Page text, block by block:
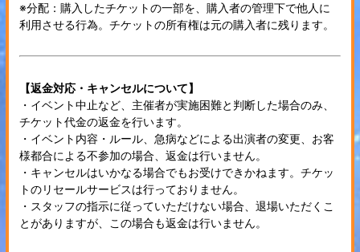
※分配：購入したチケットの一部を、購入者の管理下で他人に
利用させる行為。チケットの所有権は元の購入者に残ります。
【返金対応・キャンセルについて】
・イベント中止など、主催者が実施困難と判断した場合のみ、
チケット代金の返金を行います。
・イベント内容・ルール、急病などによる出演者の変更、お客
様都合による不参加の場合、返金は行いません。
・キャンセルはいかなる場合でもお受けできかねます。チケッ
トのリセールサービスは行っておりません。
・スタッフの指示に従っていただけない場合、退場いただくこ
とがありますが、この場合も返金は行いません。